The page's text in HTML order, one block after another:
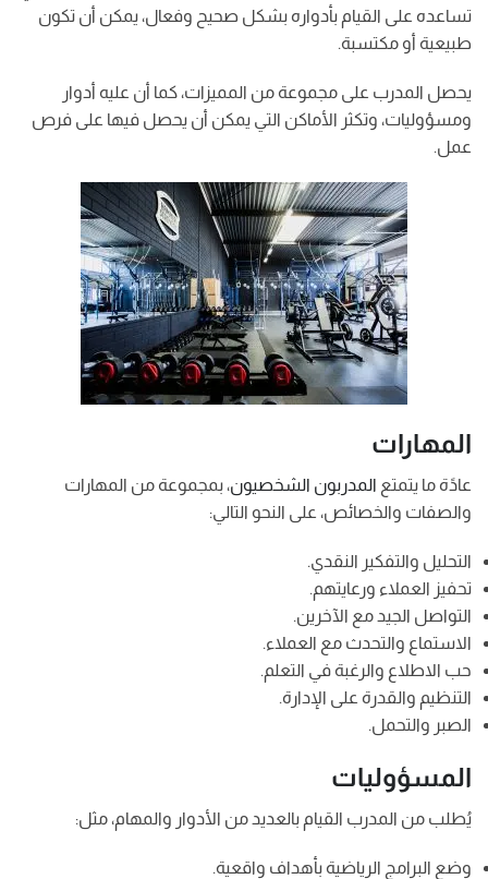
تساعده على القيام بأدواره بشكل صحيح وفعال، يمكن أن تكون
طبيعية أو مكتسبة.
يحصل المدرب على مجموعة من المميزات، كما أن عليه أدوار
ومسؤوليات، وتكثر الأماكن التي يمكن أن يحصل فيها على فرص
عمل.
المهارات
عادًة ما يتمتع المدربون الشخصيون، بمجموعة من المهارات
والصفات والخصائص، على النحو التالي:
التحليل والتفكير النقدي.
تحفيز العملاء ورعايتهم.
التواصل الجيد مع الآخرين.
الاستماع والتحدث مع العملاء.
حب الاطلاع والرغبة في التعلم.
التنظيم والقدرة على الإدارة.
الصبر والتحمل.
المسؤوليات
يُطلب من المدرب القيام بالعديد من الأدوار والمهام، مثل:
وضع البرامج الرياضية بأهداف واقعية.